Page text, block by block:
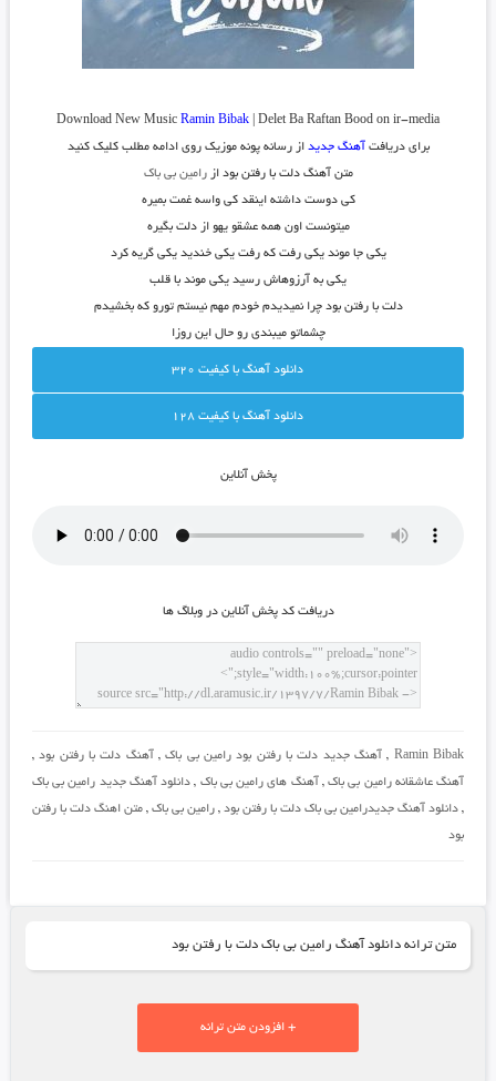
Download New MusicRamin Bibak | Delet Ba Raftan Bood on ir-media
برای دریافت آهنگ جدید از رسانه پونه موزیک روی ادامه مطلب کلیک کنید
متن آهنگ دلت با رفتن بود ازرامین بی باک
کی دوست داشته اینقد کی واسه غمت بمیره
میتونست اون همه عشقو یهو از دلت بگیره
یکی جا موند یکی رفت که رفت یکی خندید یکی گریه کرد
یکی به آرزوهاش رسید یکی موند با قلب
دلت با رفتن بود چرا نمیدیدم خودم مهم نیستم تورو که بخشیدم
چشماتو میبندی رو حال این روزا
دانلود آهنگ با کيفيت 320
دانلود آهنگ با کيفيت 128
پخش آنلاين
دريافت کد پخش آنلاين در وبلاگ ها
Ramin Bibak
, آهنگ جدید دلت با رفتن بود رامین بی باک, آهنگ دلت با رفتن بود,
آهنگ عاشقانه رامین بی باک, آهنگ های رامین بی باک , دانلود آهنگ جدید رامین بی باک
, دانلود آهنگ جدیدرامین بی باک دلت با رفتن بود, رامین بی باک ,متن اهنگ دلت با رفتن
بود
متن ترانه دانلود آهنگ رامین بی باک دلت با رفتن بود
+ افزودن متن ترانه